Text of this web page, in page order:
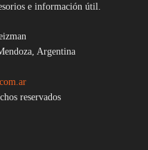
e información útil.
Argentina
reservados